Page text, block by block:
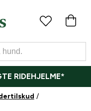
RIDEHJELME*